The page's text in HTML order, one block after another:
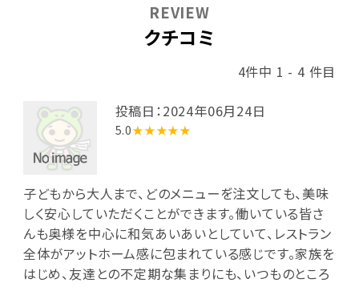
クチコミ
REVIEW
4件中 1 - 4 件目
投稿日：2024年06月24日
5.0★★★★★
子どもから大人まで、どのメニューを゙注文しても、美味
しく安心していただくことができます。働いている皆さ
んも奥様を中心に和気あいあいとしていて、レストラン
全体がアットホーム感に包まれている感じです。家族を
はじめ、友達との不定期な集まりにも、いつものところ